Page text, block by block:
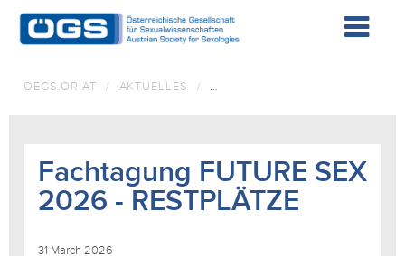
OEGS.OR.AT / AKTUELLES / FACHTAGUNG FUTURE SEX
Fachtagung FUTURE SEX
2026 - RESTPLÄTZE
31 March 2026